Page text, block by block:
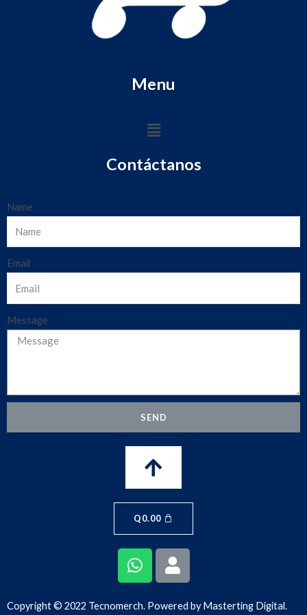
Menu
Contáctanos
Name
Email
Message
SEND
Q0.00
Copyright © 2022 Tecnomerch. Powered byMasterting Digital.